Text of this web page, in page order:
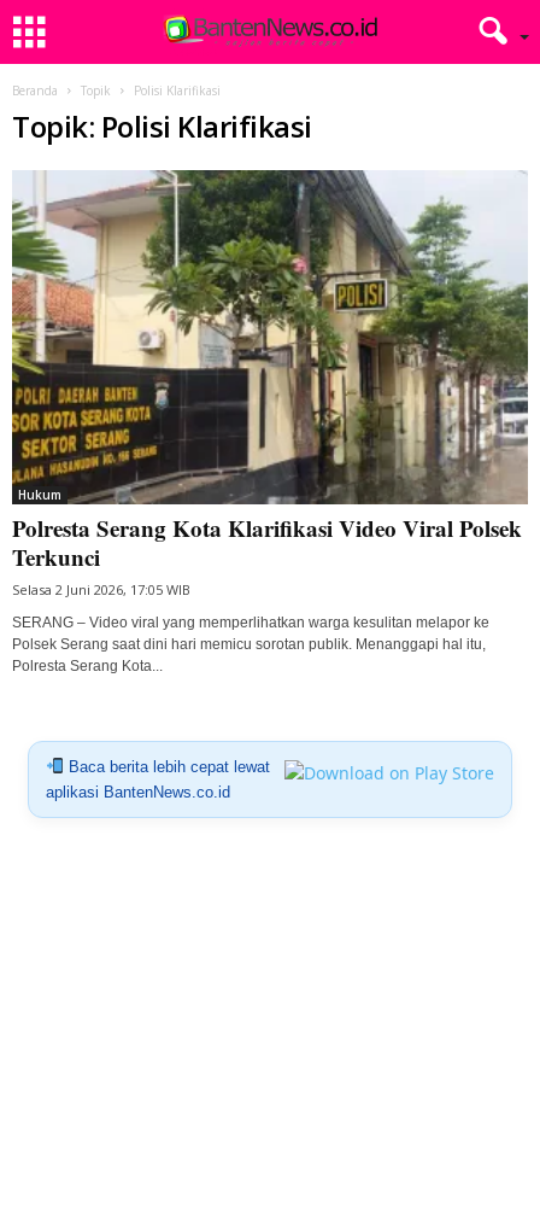
Beranda Topik Polisi Klarifikasi
Topik: Polisi Klarifikasi
Hukum
Polresta Serang Kota Klarifikasi Video Viral Polsek
Terkunci
Selasa 2 Juni 2026, 17:05 WIB
SERANG – Video viral yang memperlihatkan warga kesulitan melapor ke
Polsek Serang saat dini hari memicu sorotan publik. Menanggapi hal itu,
Polresta Serang Kota...
Baca berita lebih cepat lewat
aplikasi BantenNews.co.id